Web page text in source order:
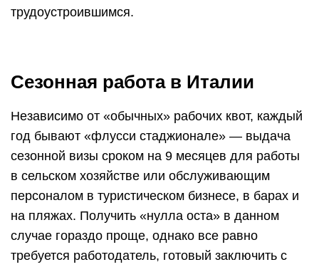
трудоустроившимся.
Сезонная работа в Италии
Независимо от «обычных» рабочих квот, каждый
год бывают «флусси стаджионале» — выдача
сезонной визы сроком на 9 месяцев для работы
в сельском хозяйстве или обслуживающим
персоналом в туристическом бизнесе, в барах и
на пляжах. Получить «нулла оста» в данном
случае гораздо проще, однако все равно
требуется работодатель, готовый заключить с